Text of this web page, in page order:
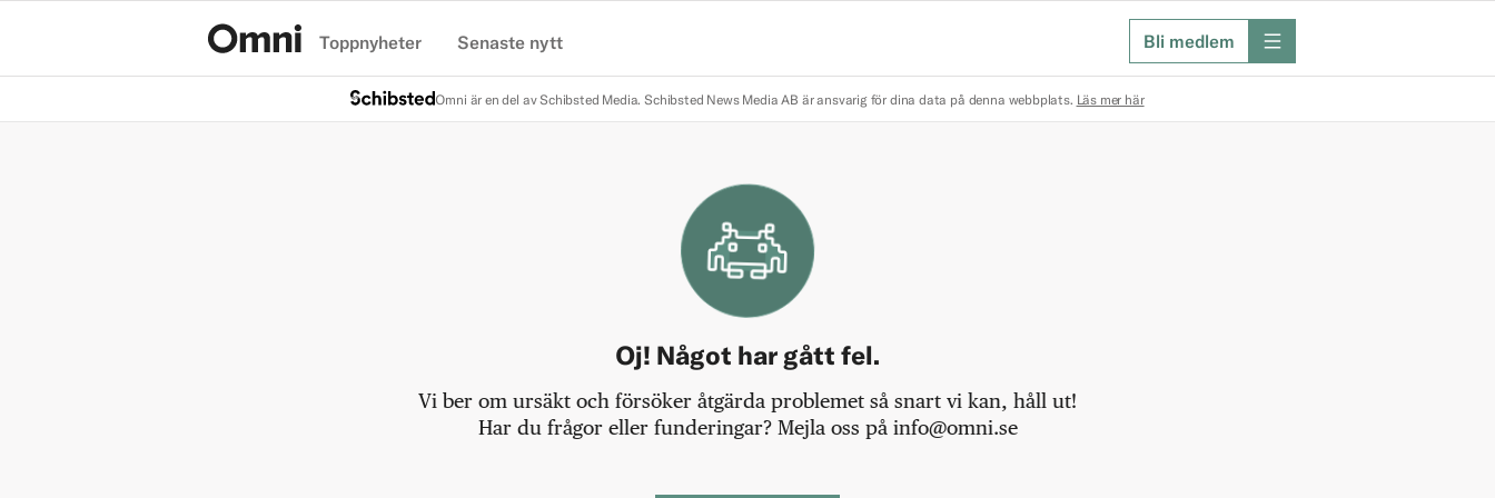
Toppnyheter Senaste nytt Bli medlem meny
Omni är en del av Schibsted Media. Schibsted News Media AB är ansvarig för dina data på denna webbplats. Läs mer här
Oj! Något har gått fel.
Vi ber om ursäkt och försöker åtgärda problemet så snart vi kan, håll ut!
Har du frågor eller funderingar? Mejla oss på info@omni.se